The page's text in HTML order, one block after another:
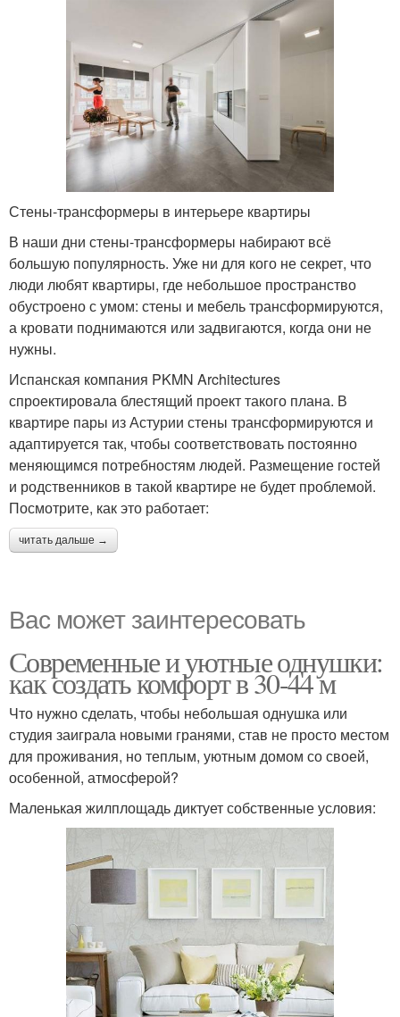
Стены-трансформеры в интерьере квартиры
В наши дни стены-трансформеры набирают всё
большую популярность. Уже ни для кого не секрет, что
люди любят квартиры, где небольшое пространство
обустроено с умом: стены и мебель трансформируются,
а кровати поднимаются или задвигаются, когда они не
нужны.
Испанская компания PKMN Architectures
спроектировала блестящий проект такого плана. В
квартире пары из Астурии стены трансформируются и
адаптируется так, чтобы соответствовать постоянно
меняющимся потребностям людей. Размещение гостей
и родственников в такой квартире не будет проблемой.
Посмотрите, как это работает:
читать дальше →
Вас может заинтересовать
Современные и уютные однушки:
как создать комфорт в 30-44 м
Что нужно сделать, чтобы небольшая однушка или
студия заиграла новыми гранями, став не просто местом
для проживания, но теплым, уютным домом со своей,
особенной, атмосферой?
Маленькая жилплощадь диктует собственные условия: